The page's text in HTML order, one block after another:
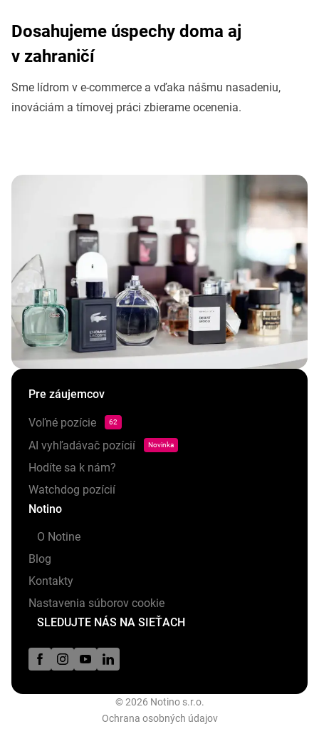
Dosahujeme úspechy doma aj
v zahraničí
Sme lídrom v e-commerce a vďaka nášmu nasadeniu,
inováciám a tímovej práci zbierame ocenenia.
Pre záujemcov
Voľné pozície 62
AI vyhľadávač pozícií Novinka
Hodíte sa k nám?
Watchdog pozícií
Notino
O Notine
Blog
Kontakty
Nastavenia súborov cookie
SLEDUJTE NÁS NA SIEŤACH
© 2026 Notino s.r.o.
Ochrana osobných údajov